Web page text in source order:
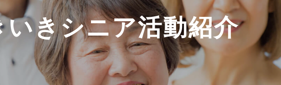
いきシニア活動紹介